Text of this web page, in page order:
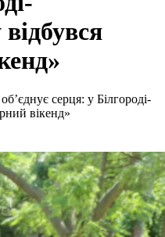
серця: у Білгороді-
вікенд»